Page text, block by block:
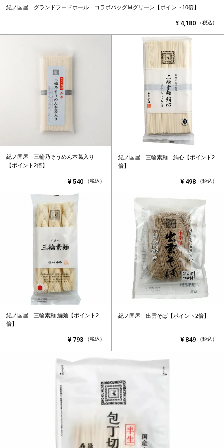
紀ノ国屋 グランドフードホール コラボバッグＭグリーン【ポイント10倍】
¥ 4,180 （税込）
紀ノ国屋 三輪乃そうめん本葛入り
【ポイント2倍】
¥ 540 （税込）
紀ノ国屋 三輪素麺 絹心【ポイント2
倍】
¥ 498 （税込）
紀ノ国屋 三輪素麺 編麺【ポイント2
倍】
¥ 793 （税込）
紀ノ国屋 出雲そば【ポイント2倍】
¥ 849 （税込）